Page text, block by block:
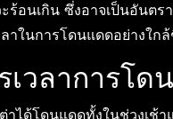
ร้อนเกิน ซึ่งอาจเป็นอันตร
าในการโดนแดดอย่างใก
เวลาการโด
าได้โดนแดดทั้งในช่วงเ